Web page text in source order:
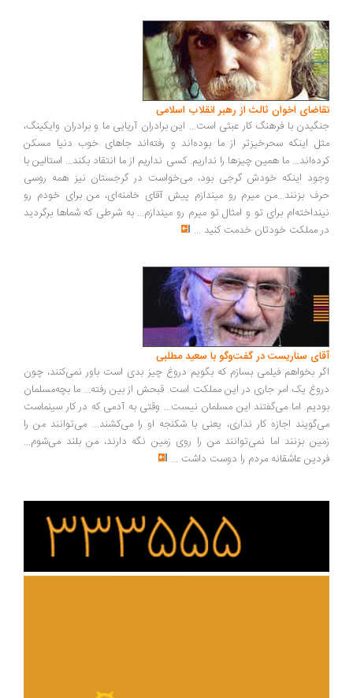
اخوان ثالث از رهبر انقلاب اسلامی
با فرهنگ کار عبثی است... این برادران آریایی ما و برادران وایکینگ،
اینکه سحرخیزتر از ما بوده‌اند و رفته‌اند جاهای خوب دنیا مسکن
ما همین چیزها را نداریم. کسی نداریم از ما انتقاد بکند... استالین با
اینکه خودش گرجی بود، می‌خواست در گرجستان نیز همه روسی
بزنند...من میرم رو میندازم پیش آقای خامنه‌ای، من برای خودم رو
برای تو و امثال تو میرم رو میندازم... به شرطی که شماها برگردید
مملکت خودتان خدمت کنید...
سناریست در گفت‌وگو با سعید مطلبی
بخواهم فیلمی بسازم که بگویم دروغ چیز بدی است باور نمی‌کنند، چون
یک امر جاری در این مملکت است. قبحش از بین رفته... ما بچه‌مسلمان
اما می‌گفتند این مسلمان نیست... وقتی به آدمی که در کار سینماست
اجازه کار نداری، یعنی با شکنجه او را می‌کشند... می‌توانند من را
بزنند اما نمی‌توانند من را روی زمین نگه دارند، من بلند می‌شوم...
عاشقانه مردم را دوست داشت ...